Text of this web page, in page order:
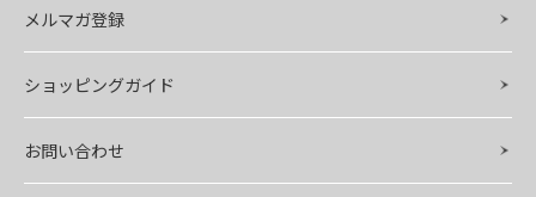
メルマガ登録
ショッピングガイド
お問い合わせ